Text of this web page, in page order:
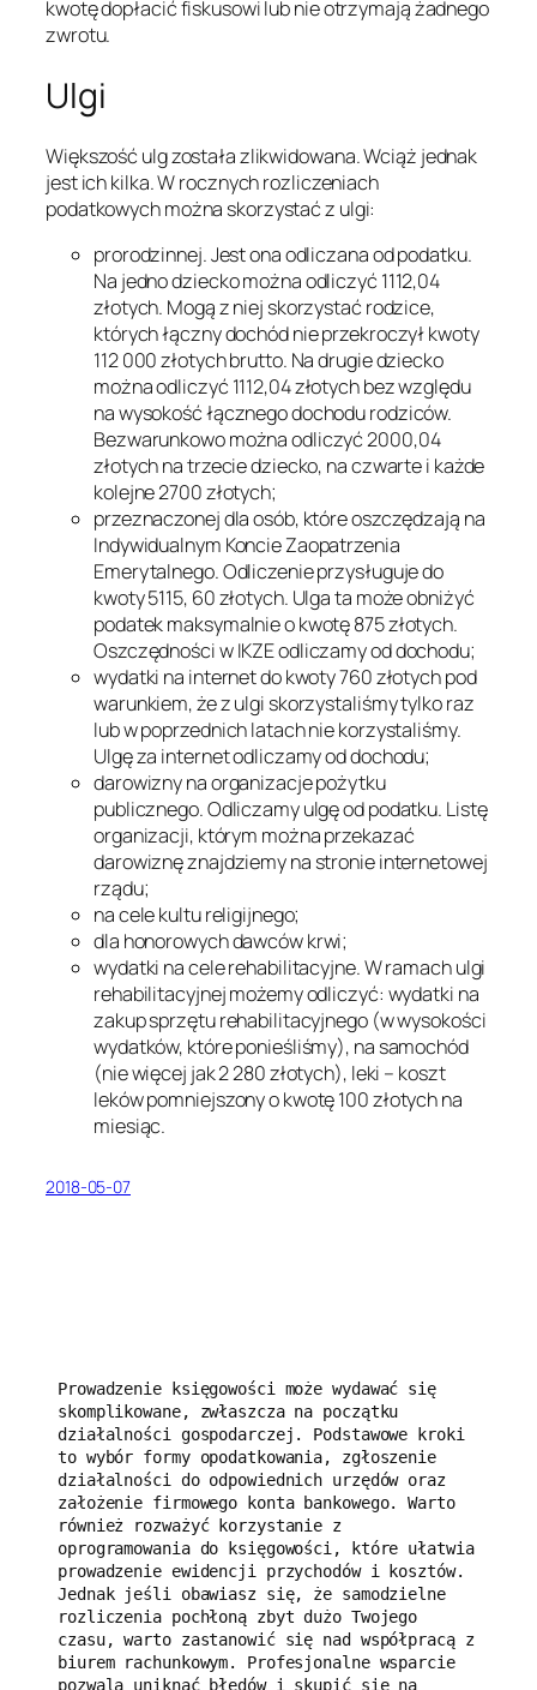
kwotę dopłacić fiskusowi lub nie otrzymają żadnego
zwrotu.
Ulgi
Większość ulg została zlikwidowana. Wciąż jednak
jest ich kilka. W rocznych rozliczeniach
podatkowych można skorzystać z ulgi:
prorodzinnej. Jest ona odliczana od podatku.
Na jedno dziecko można odliczyć 1112,04
złotych. Mogą z niej skorzystać rodzice,
których łączny dochód nie przekroczył kwoty
112 000 złotych brutto. Na drugie dziecko
można odliczyć 1112,04 złotych bez względu
na wysokość łącznego dochodu rodziców.
Bezwarunkowo można odliczyć 2000,04
złotych na trzecie dziecko, na czwarte i każde
kolejne 2700 złotych;
przeznaczonej dla osób, które oszczędzają na
Indywidualnym Koncie Zaopatrzenia
Emerytalnego. Odliczenie przysługuje do
kwoty 5115, 60 złotych. Ulga ta może obniżyć
podatek maksymalnie o kwotę 875 złotych.
Oszczędności w IKZE odliczamy od dochodu;
wydatki na internet do kwoty 760 złotych pod
warunkiem, że z ulgi skorzystaliśmy tylko raz
lub w poprzednich latach nie korzystaliśmy.
Ulgę za internet odliczamy od dochodu;
darowizny na organizacje pożytku
publicznego. Odliczamy ulgę od podatku. Listę
organizacji, którym można przekazać
darowiznę znajdziemy na stronie internetowej
rządu;
na cele kultu religijnego;
dla honorowych dawców krwi;
wydatki na cele rehabilitacyjne. W ramach ulgi
rehabilitacyjnej możemy odliczyć: wydatki na
zakup sprzętu rehabilitacyjnego (w wysokości
wydatków, które ponieśliśmy), na samochód
(nie więcej jak 2 280 złotych), leki – koszt
leków pomniejszony o kwotę 100 złotych na
miesiąc.
2018-05-07
Prowadzenie księgowości może wydawać się
skomplikowane, zwłaszcza na początku
działalności gospodarczej. Podstawowe kroki
to wybór formy opodatkowania, zgłoszenie
działalności do odpowiednich urzędów oraz
założenie firmowego konta bankowego. Warto
również rozważyć korzystanie z
oprogramowania do księgowości, które ułatwia
prowadzenie ewidencji przychodów i kosztów.
Jednak jeśli obawiasz się, że samodzielne
rozliczenia pochłoną zbyt dużo Twojego
czasu, warto zastanowić się nad współpracą z
biurem rachunkowym. Profesjonalne wsparcie
pozwala uniknąć błędów i skupić się na